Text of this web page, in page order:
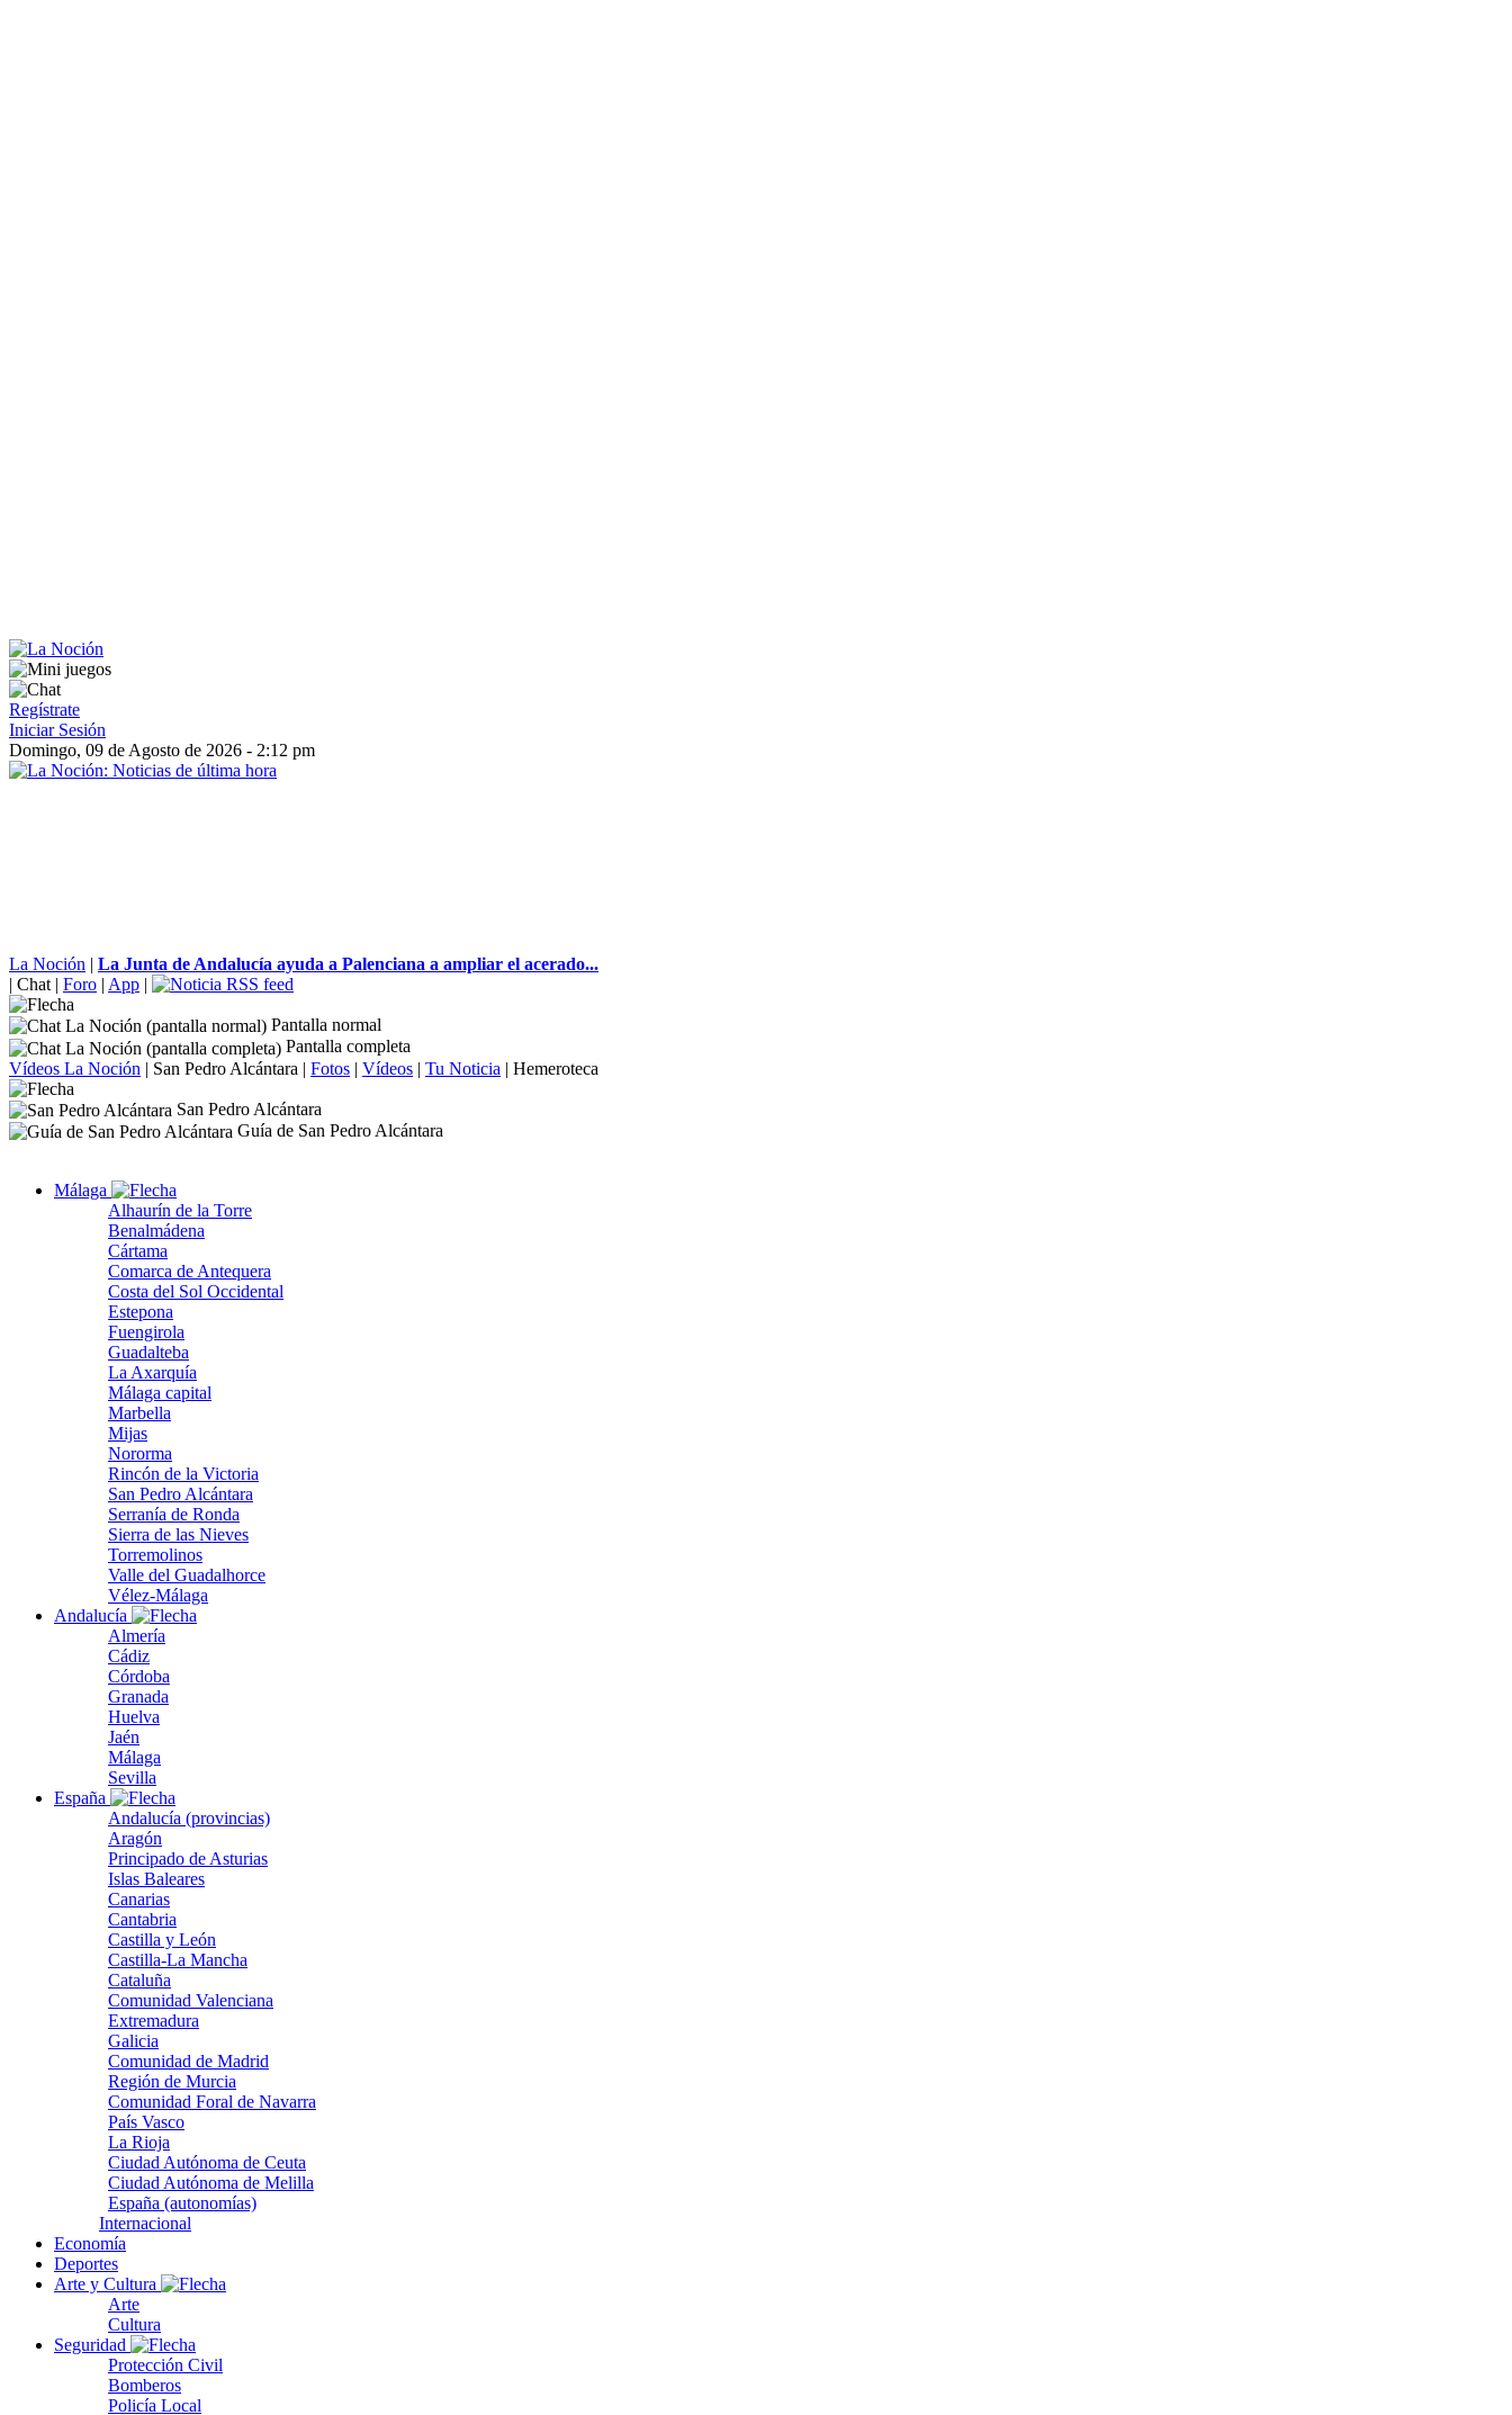
Regístrate
Iniciar Sesión
Domingo, 09 de Agosto de 2026 - 2:12 pm
La Noción | La Junta de Andalucía ayuda a Palenciana a ampliar el acerado...
| Chat | Foro | App |
Pantalla normal
Pantalla completa
Vídeos La Noción | San Pedro Alcántara | Fotos | Vídeos | Tu Noticia | Hemeroteca
San Pedro Alcántara
Guía de San Pedro Alcántara
Málaga
Alhaurín de la Torre
Benalmádena
Cártama
Comarca de Antequera
Costa del Sol Occidental
Estepona
Fuengirola
Guadalteba
La Axarquía
Málaga capital
Marbella
Mijas
Nororma
Rincón de la Victoria
San Pedro Alcántara
Serranía de Ronda
Sierra de las Nieves
Torremolinos
Valle del Guadalhorce
Vélez-Málaga
Andalucía
Almería
Cádiz
Córdoba
Granada
Huelva
Jaén
Málaga
Sevilla
España
Andalucía (provincias)
Aragón
Principado de Asturias
Islas Baleares
Canarias
Cantabria
Castilla y León
Castilla-La Mancha
Cataluña
Comunidad Valenciana
Extremadura
Galicia
Comunidad de Madrid
Región de Murcia
Comunidad Foral de Navarra
País Vasco
La Rioja
Ciudad Autónoma de Ceuta
Ciudad Autónoma de Melilla
España (autonomías)
Internacional
Economía
Deportes
Arte y Cultura
Arte
Cultura
Seguridad
Protección Civil
Bomberos
Policía Local